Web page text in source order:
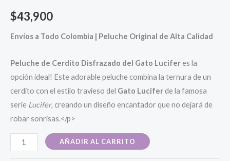
$43,900
Envíos a Todo Colombia | Peluche Original de Alta Calidad
Peluche de Cerdito Disfrazado del Gato Luciferes la
opción ideal! Este adorable peluche combina la ternura de un
cerdito con el estilo travieso del Gato Luciferde la famosa
serie Lucifer, creando un diseño encantador que no dejará de
robar sonrisas.</p>
Peluche
cerdito
AÑADIR AL CARRITO